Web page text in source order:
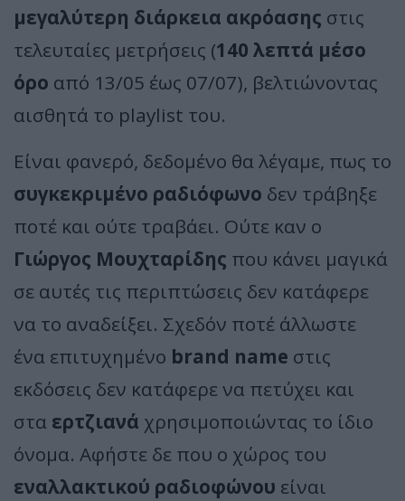
μεγαλύτερη διάρκεια ακρόασης στις
τελευταίες μετρήσεις (140 λεπτά μέσο
όρο από 13/05 έως 07/07), βελτιώνοντας
αισθητά το playlist του.
Είναι φανερό, δεδομένο θα λέγαμε, πως το
συγκεκριμένο ραδιόφωνο δεν τράβηξε
ποτέ και ούτε τραβάει. Ούτε καν ο
Γιώργος Μουχταρίδης που κάνει μαγικά
σε αυτές τις περιπτώσεις δεν κατάφερε
να το αναδείξει. Σχεδόν ποτέ άλλωστε
ένα επιτυχημένο brand name στις
εκδόσεις δεν κατάφερε να πετύχει και
στα ερτζιανά χρησιμοποιώντας το ίδιο
όνομα. Αφήστε δε που ο χώρος του
εναλλακτικού ραδιοφώνου είναι